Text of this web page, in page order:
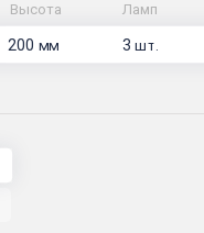
Высота Ламп
200 мм 3шт.